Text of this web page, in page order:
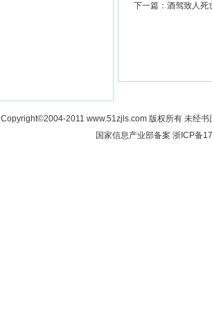
下一篇： 酒驾致人死
Copyright©2004-2011 www.51zjls.com 版权所有 未经
国家信息产业部备案 浙ICP备